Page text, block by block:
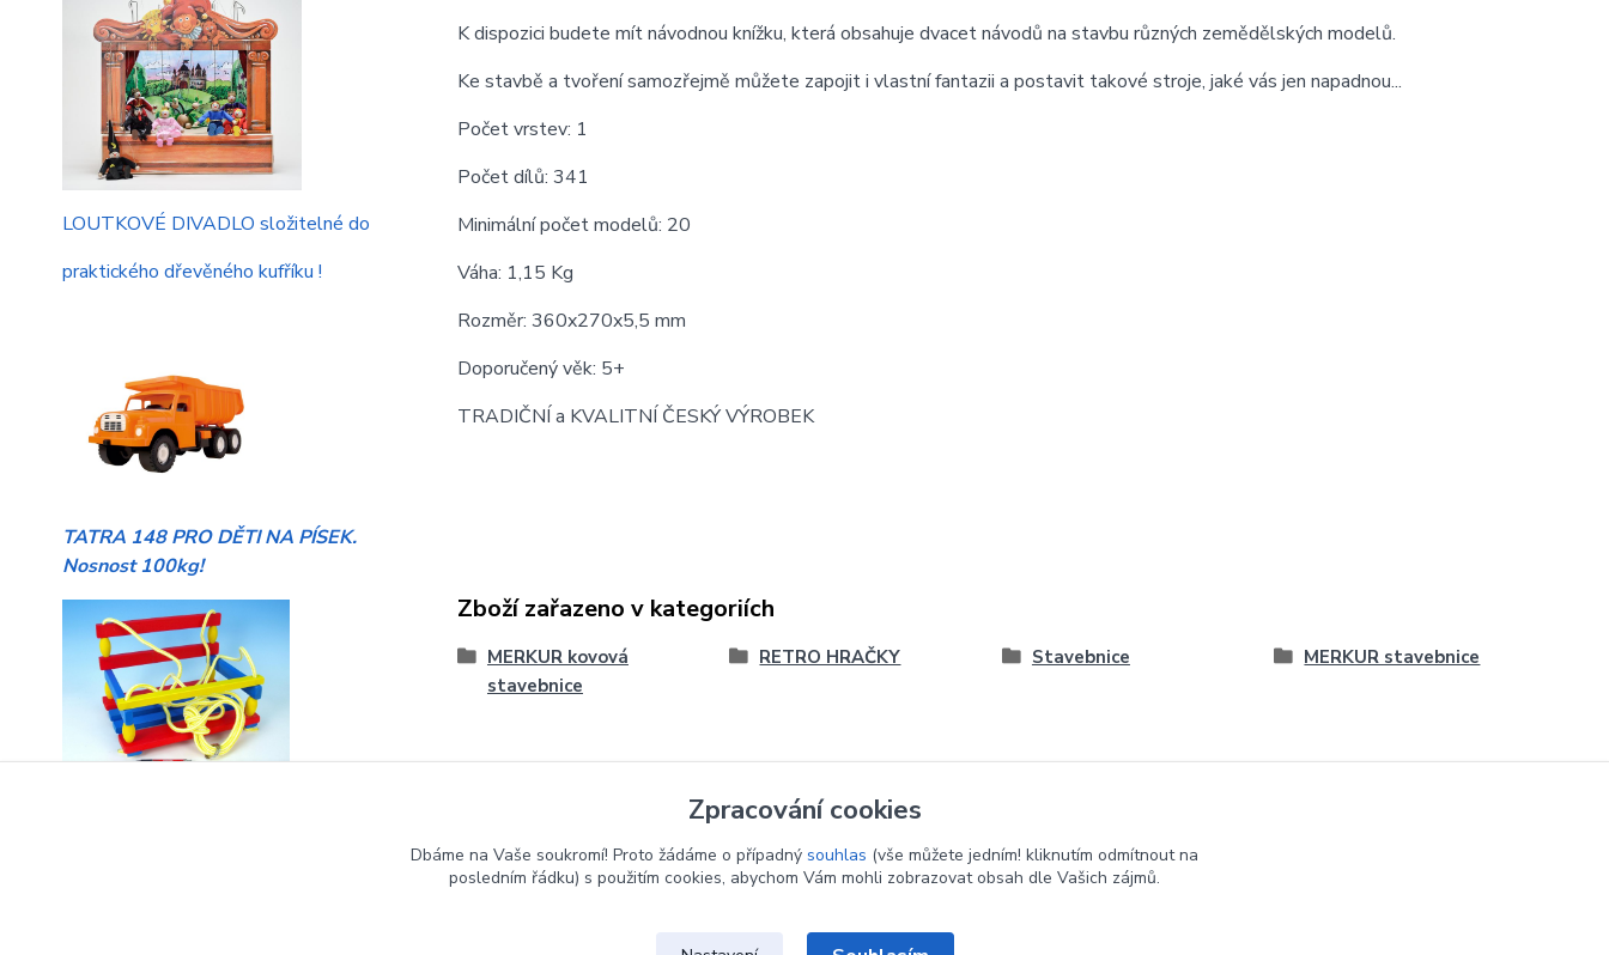
LOUTKOVÉ DIVADLO složitelné do
praktického dřevěného kufříku !
TATRA 148 PRO DĚTI NA PÍSEK.
Nosnost 100kg!
K dispozici budete mít návodnou knížku, která obsahuje dvacet návodů na stavbu různých zemědělských modelů.
Ke stavbě a tvoření samozřejmě můžete zapojit i vlastní fantazii a postavit takové stroje, jaké vás jen napadnou...
Počet vrstev: 1
Počet dílů: 341
Minimální počet modelů: 20
Váha: 1,15 Kg
Rozměr: 360x270x5,5 mm
Doporučený věk: 5+
TRADIČNÍ a KVALITNÍ ČESKÝ VÝROBEK
Zboží zařazeno v kategoriích
MERKUR kovová
stavebnice
RETRO HRAČKY Stavebnice MERKUR stavebnice
Upravit sběr cookies.
Zpracování cookies
Dbáme na Vaše soukromí! Proto žádáme o případný souhlas (vše můžete jedním! kliknutím odmítnout na
posledním řádku) s použitím cookies, abychom Vám mohli zobrazovat obsah dle Vašich zájmů.